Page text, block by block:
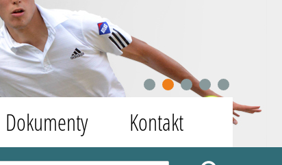
1 2 3 4 5
Dokumenty Kontakt